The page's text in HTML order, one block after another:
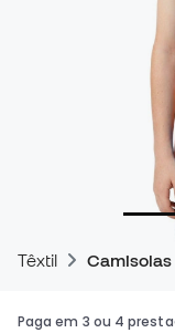
Têxtil Camisolas